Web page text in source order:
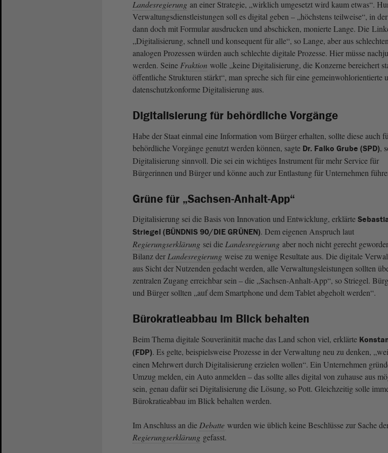
Landesregierung an einer Strategie, „wirklich umgesetzt wird kaum etwas“.
Verwaltungsdienstleistungen soll es digital geben – „höchstens teilweise“, in
dann doch mit Formular ausdrucken und abschicken, monierte Lange. Die
„Digitalisierung, schnell und konsequent für alle“, so Lange, aber aus schlechten
analogen Prozessen würden auch schlechte digitale Prozesse. Hier müsse
werden. Seine Fraktion wolle „keine Digitalisierung, die Konzerne bereichert
öffentliche Strukturen stärkt“, man spreche sich für eine gemeinwohlorientierte
datenschutzkonforme Digitalisierung aus.
Digitalisierung für behördliche Vorgänge
Habe der Staat einmal eine Information vom Bürger erhalten, sollte diese auch
behördliche Vorgänge genutzt werden können, sagte Dr. Falko Grube (SPD),
Digitalisierung sinnvoll. Die sei ein wichtiges Instrument für mehr Service für
Bürgerinnen und Bürger und könne auch zur Entlastung für Unternehmen
Grüne für „Sachsen-Anhalt-App“
Digitalisierung sei die Basis von Innovation und Entwicklung, erklärte
Striegel (BÜNDNIS 90/DIE GRÜNEN). Dem eigenen Anspruch laut
Regierungserklärung sei die Landesregierung aber noch nicht gerecht
Bilanz der Landesregierung weise zu wenige Resultate aus. Die digitale
aus Sicht der Nutzenden gedacht werden, alle Verwaltungsleistungen sollten
zentralen Zugang erreichbar sein ‒ die „Sachsen-Anhalt-App“, so Striegel.
und Bürger sollten „auf dem Smartphone und dem Tablet abgeholt werden“.
Bürokratieabbau im Blick behalten
Beim Thema digitale Souveränität mache das Land schon viel, erklärte
(FDP). Es gelte, beispielsweise Prozesse in der Verwaltung neu zu denken,
einen Mehrwert durch Digitalisierung erzielen wollen“. Ein Unternehmen
Umzug melden, ein Auto anmelden – das sollte alles digital von zuhause aus
sein, genau dafür sei Digitalisierung die Lösung, so Pott. Gleichzeitig solle
Bürokratieabbau im Blick behalten werden.
Im Anschluss an die Debatte wurden wie üblich keine Beschlüsse zur Sache
Regierungserklärung gefasst.